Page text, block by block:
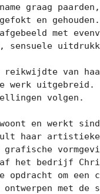
graag
en gehouden.
met
sensuele
reikwijdte van
werk uitgebreid.
volgen.
en werkt
haar artistieke
grafische
het bedrijf
opdracht om
met de